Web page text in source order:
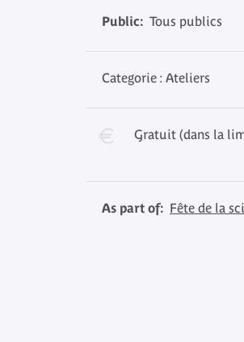
Public: Tous publics
Categorie : Ateliers
Gratuit (dans la
As part of: Fête de la